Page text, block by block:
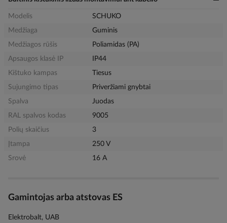
Modelis
SCHUKO
Medžiaga
Guminis
Medžiagos rūšis
Poliamidas (PA)
Apsaugos klasė IP
IP44
Kištuko kampas
Tiesus
Sujungimo tipas
Priveržiami gnybtai
Spalva
Juodas
RAL spalvos kodas
9005
Polių skaičius
3
Įtampa
250 V
Srovė
16 A
Gamintojas arba atstovas ES
Elektrobalt, UAB